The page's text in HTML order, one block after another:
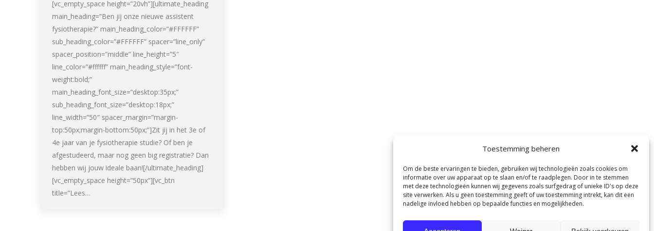
Toestemming beheren
Om de beste ervaringen te bieden, gebruiken wij technologieën zoals cookies om
informatie over uw apparaat op te slaan en/of te raadplegen. Door in te stemmen
met deze technologieën kunnen wij gegevens zoals surfgedrag of unieke ID's op deze
site verwerken. Als u geen toestemming geeft of uw toestemming intrekt, kan dit een
nadelige invloed hebben op bepaalde functies en mogelijkheden.
[vc_empty_space height=”20vh”][ultimate_heading
main_heading=”Ben jij onze nieuwe assistent
fysiotherapie?” main_heading_color=”#FFFFFF”
sub_heading_color=”#FFFFFF” spacer=”line_only”
spacer_position=”middle” line_height=”5″
line_color=”#ffffff” main_heading_style=”font-
weight:bold;”
main_heading_font_size=”desktop:35px;”
sub_heading_font_size=”desktop:18px;”
line_width=”50″ spacer_margin=”margin-
top:50px;margin-bottom:50px;”]Zit jij in het 3e of
4e jaar van je fysiotherapie studie? Of ben je
afgestudeerd, maar nog geen big registratie? Dan
hebben wij jouw ideale baan![/ultimate_heading]
[vc_empty_space height=”50px”][vc_btn
title=”Lees…